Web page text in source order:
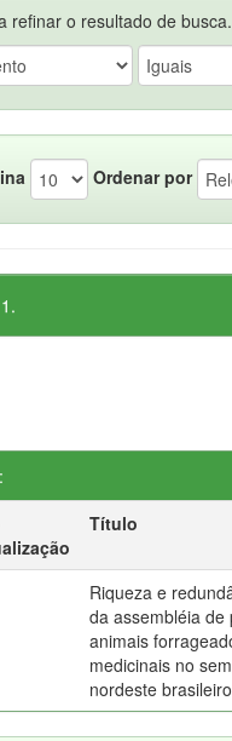
refinar o resultado de busca.
Ordenar por
Título
Riqueza e
da assembléia de
animais
medicinais no
nordeste brasileiro